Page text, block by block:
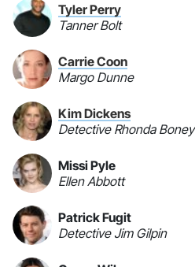
Tyler Perry
Tanner Bolt
Carrie Coon
Margo Dunne
Kim Dickens
Detective Rhonda Boney
Missi Pyle
Ellen Abbott
Patrick Fugit
Detective Jim Gilpin